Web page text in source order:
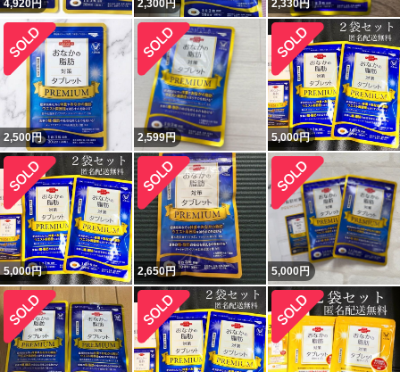
4,920円 2,300円 2,330円
2,500円 2,599円 5,000円
5,000円 2,650円 5,000円